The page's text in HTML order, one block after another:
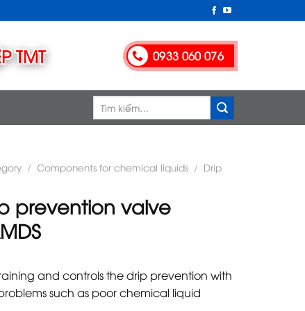
0933 060 076
Tìm
kiếm:
/ Components for chemical liquids / Drip
prevention valve
and controls the drip prevention with
such as poor chemical liquid